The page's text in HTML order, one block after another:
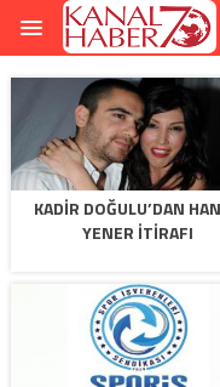
KADIR DOĞULU’DAN
YENER İTIRAFI